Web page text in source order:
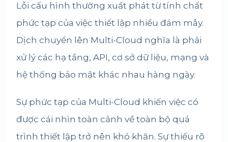
Lỗi cấu hình thường xuất phát từ tính chất
phức tạp của việc thiết lập nhiều đám mây.
Dịch chuyển lên Multi-Cloud nghĩa là phải
xử lý các hạ tầng, API, cơ sở dữ liệu, mạng và
hệ thống bảo mật khác nhau hàng ngày.
Sự phức tạp của Multi-Cloud khiến việc có
được cái nhìn toàn cảnh về toàn bộ quá
trình thiết lập trở nên khó khăn. Sự thiếu rõ